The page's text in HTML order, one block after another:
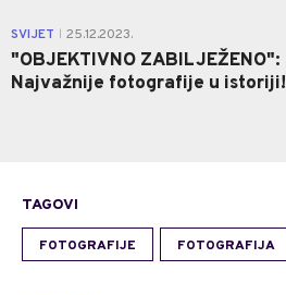
SVIJET 25.12.2023.
"OBJEKTIVNO ZABILJEŽENO":
Najvažnije fotografije u istoriji!
TAGOVI
FOTOGRAFIJE FOTOGRAFIJA